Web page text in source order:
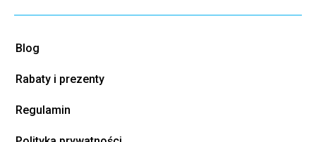
Blog
Rabaty i prezenty
Regulamin